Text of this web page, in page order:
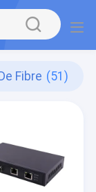
Fibre (51)